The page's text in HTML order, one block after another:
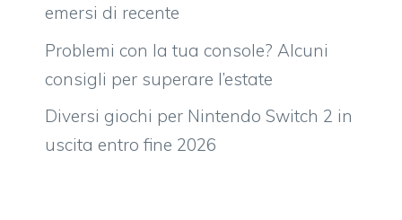
emersi di recente
Problemi con la tua console? Alcuni
consigli per superare l’estate
Diversi giochi per Nintendo Switch 2 in
uscita entro fine 2026